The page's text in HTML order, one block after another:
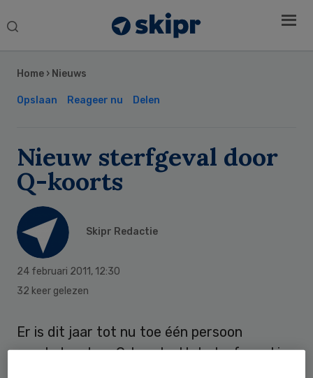
Search
Home › Nieuws
Opslaan Reageer nu Delen
Nieuw sterfgeval door
Q-koorts
Skipr Redactie
24 februari 2011, 12:30
32 keer gelezen
Er is dit jaar tot nu toe één persoon
overleden door Q-koorts. Het sterfgeval is
Sidebar